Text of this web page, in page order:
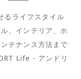
るライフスタイル
、インテリア、ホ
テナンス方法まで
Life - アンドリ